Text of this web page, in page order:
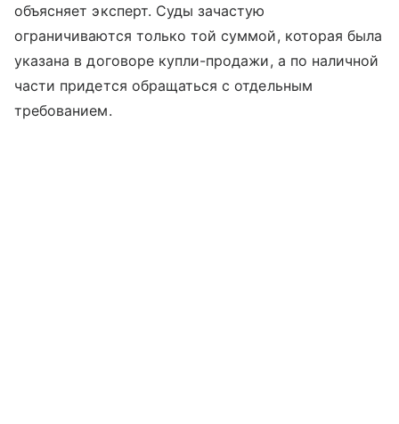
объясняет эксперт. Суды зачастую
ограничиваются только той суммой, которая была
указана в договоре купли-продажи, а по наличной
части придется обращаться с отдельным
требованием.